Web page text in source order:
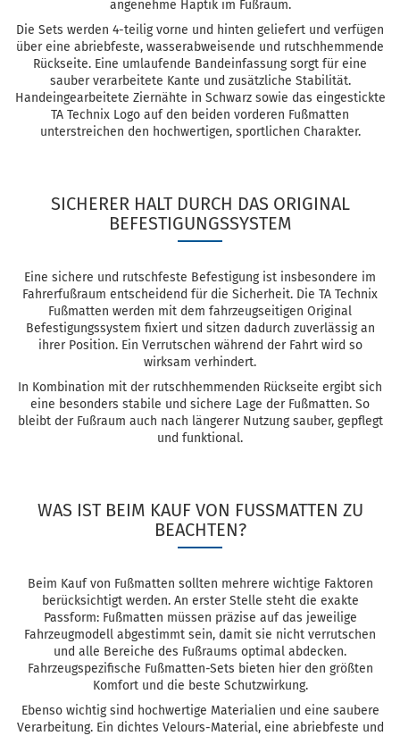
angenehme Haptik im Fußraum.
Die Sets werden 4-teilig vorne und hinten geliefert und verfügen
über eine abriebfeste, wasserabweisende und rutschhemmende
Rückseite. Eine umlaufende Bandeinfassung sorgt für eine
sauber verarbeitete Kante und zusätzliche Stabilität.
Handeingearbeitete Ziernähte in Schwarz sowie das eingestickte
TA Technix Logo auf den beiden vorderen Fußmatten
unterstreichen den hochwertigen, sportlichen Charakter.
SICHERER HALT DURCH DAS ORIGINAL
BEFESTIGUNGSSYSTEM
Eine sichere und rutschfeste Befestigung ist insbesondere im
Fahrerfußraum entscheidend für die Sicherheit. Die TA Technix
Fußmatten werden mit dem fahrzeugseitigen Original
Befestigungssystem fixiert und sitzen dadurch zuverlässig an
ihrer Position. Ein Verrutschen während der Fahrt wird so
wirksam verhindert.
In Kombination mit der rutschhemmenden Rückseite ergibt sich
eine besonders stabile und sichere Lage der Fußmatten. So
bleibt der Fußraum auch nach längerer Nutzung sauber, gepflegt
und funktional.
WAS IST BEIM KAUF VON FUSSMATTEN ZU B
EACHTEN?
Beim Kauf von Fußmatten sollten mehrere wichtige Faktoren
berücksichtigt werden. An erster Stelle steht die exakte
Passform: Fußmatten müssen präzise auf das jeweilige
Fahrzeugmodell abgestimmt sein, damit sie nicht verrutschen
und alle Bereiche des Fußraums optimal abdecken.
Fahrzeugspezifische Fußmatten-Sets bieten hier den größten
Komfort und die beste Schutzwirkung.
Ebenso wichtig sind hochwertige Materialien und eine saubere
Verarbeitung. Ein dichtes Velours-Material, eine abriebfeste und